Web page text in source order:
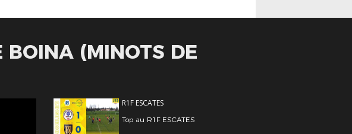
BOINA (MINOTS DE
R1F ESCATES
Top au R1F ESCATES